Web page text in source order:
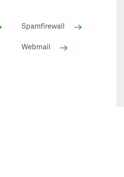
Spamfirewall
Webmail